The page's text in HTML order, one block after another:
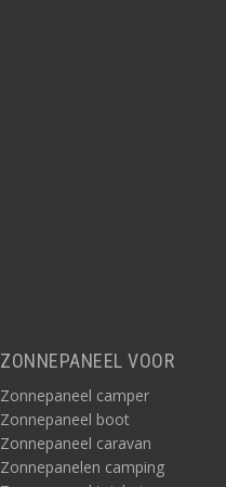
ZONNEPANEEL VOOR
Zonnepaneel camper
Zonnepaneel boot
Zonnepaneel caravan
Zonnepanelen camping